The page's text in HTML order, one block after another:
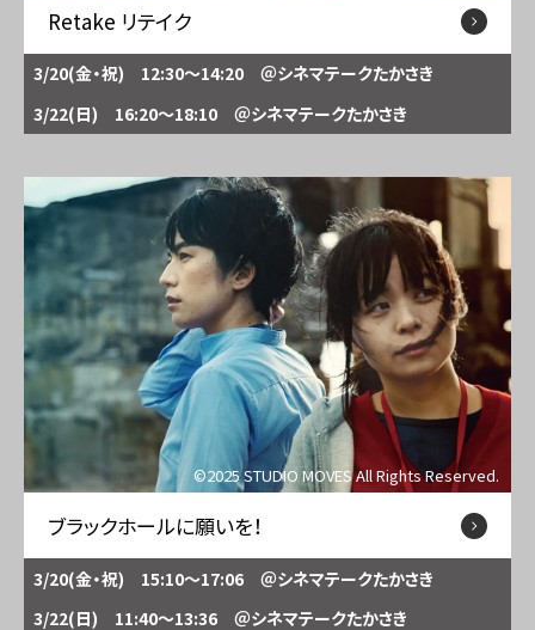
Retake リテイク
3/20(金・祝) 12:30～14:20 ＠シネマテークたかさき
3/22(日) 16:20～18:10 ＠シネマテークたかさき
©2025 STUDIO MOVES All Rights Reserved.
ブラックホールに願いを！
3/20(金・祝) 15:10～17:06 ＠シネマテークたかさき
3/22(日) 11:40～13:36 ＠シネマテークたかさき